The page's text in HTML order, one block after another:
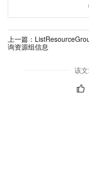
上一篇：
询资源组信息
该